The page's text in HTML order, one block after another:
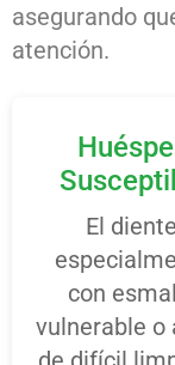
asegurando
atención.
El
con
vulnerable o